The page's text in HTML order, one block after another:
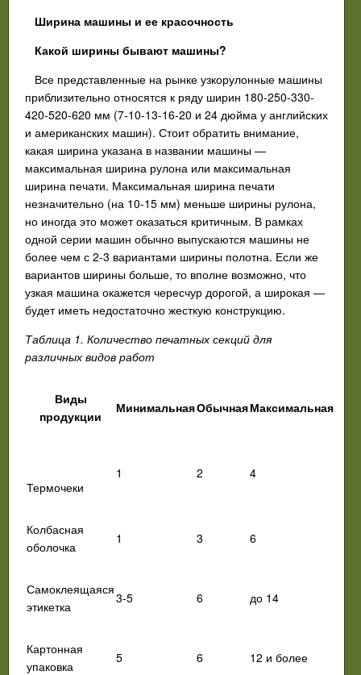
Ширина машины и ее красочность
Какой ширины бывают машины?
Все представленные на рынке узкорулонные машины
приблизительно относятся к ряду ширин 180-250-330-
420-520-620 мм (7-10-13-16-20 и 24 дюйма у английских
и американских машин). Стоит обратить внимание,
какая ширина указана в названии машины —
максимальная ширина рулона или максимальная
ширина печати. Максимальная ширина печати
незначительно (на 10-15 мм) меньше ширины рулона,
но иногда это может оказаться критичным. В рамках
одной серии машин обычно выпускаются машины не
более чем с 2-3 вариантами ширины полотна. Если же
вариантов ширины больше, то вполне возможно, что
узкая машина окажется чересчур дорогой, а широкая —
будет иметь недостаточно жесткую конструкцию.
Таблица 1. Количество печатных секций для
различных видов работ
Виды
продукции
МинимальнаяОбычнаяМаксимальная
Термочеки
1 2 4
Колбасная
оболочка
1 3 6
Самоклеящаяся
этикетка
3-5 6 до 14
Картонная
упаковка
5 6 12 и более